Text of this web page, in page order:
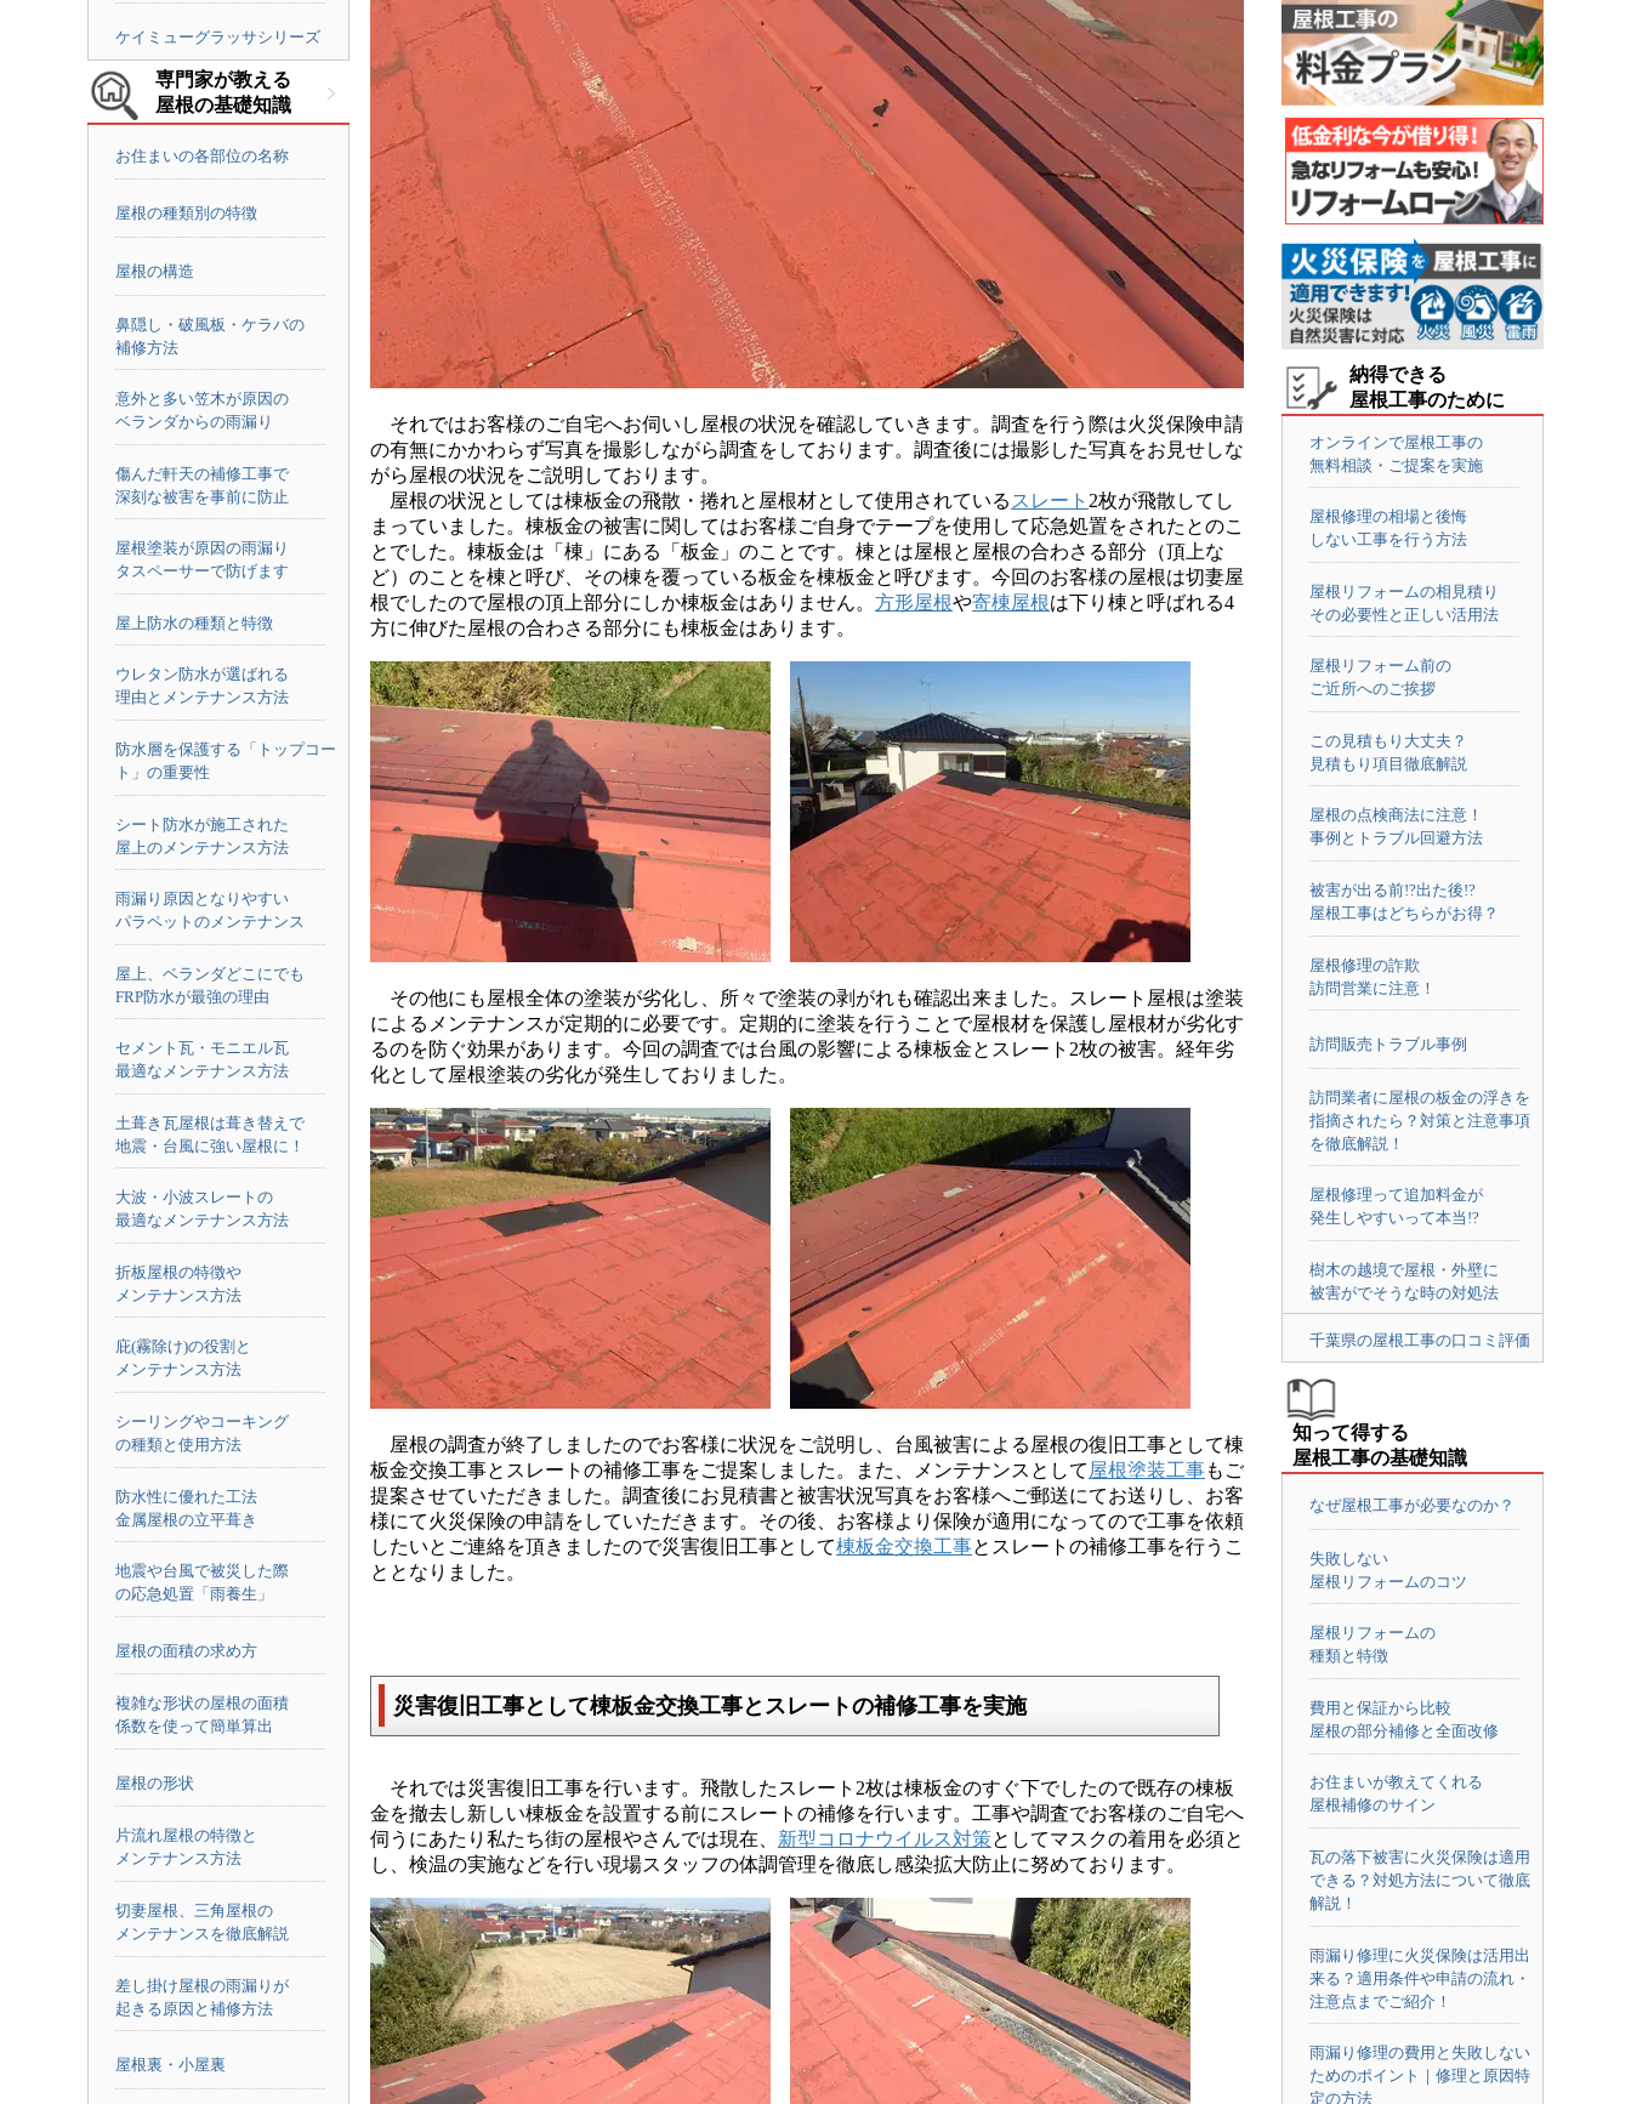
ケイミューグラッサシリーズ
専門家が教える
屋根の基礎知識
お住まいの各部位の名称
屋根の種類別の特徴
屋根の構造
鼻隠し・破風板・ケラバの
補修方法
意外と多い笠木が原因の
ベランダからの雨漏り
傷んだ軒天の補修工事で
深刻な被害を事前に防止
屋根塗装が原因の雨漏り
タスペーサーで防げます
屋上防水の種類と特徴
ウレタン防水が選ばれる
理由とメンテナンス方法
防水層を保護する「トップコー
ト」の重要性
シート防水が施工された
屋上のメンテナンス方法
雨漏り原因となりやすい
パラペットのメンテナンス
屋上、ベランダどこにでも
FRP防水が最強の理由
セメント瓦・モニエル瓦
最適なメンテナンス方法
土葺き瓦屋根は葺き替えで
地震・台風に強い屋根に！
大波・小波スレートの
最適なメンテナンス方法
折板屋根の特徴や
メンテナンス方法
庇(霧除け)の役割と
メンテナンス方法
シーリングやコーキング
の種類と使用方法
防水性に優れた工法
金属屋根の立平葺き
地震や台風で被災した際
の応急処置「雨養生」
屋根の面積の求め方
複雑な形状の屋根の面積
係数を使って簡単算出
屋根の形状
片流れ屋根の特徴と
メンテナンス方法
切妻屋根、三角屋根の
メンテナンスを徹底解説
差し掛け屋根の雨漏りが
起きる原因と補修方法
屋根裏・小屋裏
それではお客様のご自宅へお伺いし屋根の状況を確認していきます。調査を行う際は火災保険申請
の有無にかかわらず写真を撮影しながら調査をしております。調査後には撮影した写真をお見せしな
がら屋根の状況をご説明しております。
屋根の状況としては棟板金の飛散・捲れと屋根材として使用されている スレート 2枚が飛散してし
まっていました。棟板金の被害に関してはお客様ご自身でテープを使用して応急処置をされたとのこ
とでした。棟板金は「棟」にある「板金」のことです。棟とは屋根と屋根の合わさる部分（頂上な
ど）のことを棟と呼び、その棟を覆っている板金を棟板金と呼びます。今回のお客様の屋根は切妻屋
根でしたので屋根の頂上部分にしか棟板金はありません。 方形屋根や寄棟屋根は下り棟と呼ばれる4
方に伸びた屋根の合わさる部分にも棟板金はあります。
その他にも屋根全体の塗装が劣化し、所々で塗装の剥がれも確認出来ました。スレート屋根は塗装
によるメンテナンスが定期的に必要です。定期的に塗装を行うことで屋根材を保護し屋根材が劣化す
るのを防ぐ効果があります。今回の調査では台風の影響による棟板金とスレート2枚の被害。経年劣
化として屋根塗装の劣化が発生しておりました。
屋根の調査が終了しましたのでお客様に状況をご説明し、台風被害による屋根の復旧工事として棟
板金交換工事とスレートの補修工事をご提案しました。また、メンテナンスとして 屋根塗装工事もご
提案させていただきました。調査後にお見積書と被害状況写真をお客様へご郵送にてお送りし、お客
様にて火災保険の申請をしていただきます。その後、お客様より保険が適用になってので工事を依頼
したいとご連絡を頂きましたので災害復旧工事として棟板金交換工事とスレートの補修工事を行うこ
ととなりました。
災害復旧工事として棟板金交換工事とスレートの補修工事を実施
それでは災害復旧工事を行います。飛散したスレート2枚は棟板金のすぐ下でしたので既存の棟板
金を撤去し新しい棟板金を設置する前にスレートの補修を行います。工事や調査でお客様のご自宅へ
伺うにあたり私たち街の屋根やさんでは現在、 新型コロナウイルス対策としてマスクの着用を必須と
し、検温の実施などを行い現場スタッフの体調管理を徹底し感染拡大防止に努めております。
納得できる
屋根工事のために
オンラインで屋根工事の
無料相談・ご提案を実施
屋根修理の相場と後悔
しない工事を行う方法
屋根リフォームの相見積り
その必要性と正しい活用法
屋根リフォーム前の
ご近所へのご挨拶
この見積もり大丈夫？
見積もり項目徹底解説
屋根の点検商法に注意！
事例とトラブル回避方法
被害が出る前!?出た後!?
屋根工事はどちらがお得？
屋根修理の詐欺
訪問営業に注意！
訪問販売トラブル事例
訪問業者に屋根の板金の浮きを
指摘されたら？対策と注意事項
を徹底解説！
屋根修理って追加料金が
発生しやすいって本当!?
樹木の越境で屋根・外壁に
被害がでそうな時の対処法
千葉県の屋根工事の口コミ評価
知って得する
屋根工事の基礎知識
なぜ屋根工事が必要なのか？
失敗しない
屋根リフォームのコツ
屋根リフォームの
種類と特徴
費用と保証から比較
屋根の部分補修と全面改修
お住まいが教えてくれる
屋根補修のサイン
瓦の落下被害に火災保険は適用
できる？対処方法について徹底
解説！
雨漏り修理に火災保険は活用出
来る？適用条件や申請の流れ・
注意点までご紹介！
雨漏り修理の費用と失敗しない
ためのポイント｜修理と原因特
定の方法